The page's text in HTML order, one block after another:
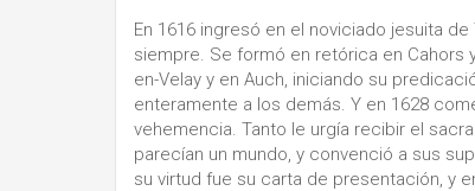
En 1616 ingresó en el noviciado jesuita
siempre. Se formó en retórica en Cahors
en-Velay y en Auch, iniciando su
enteramente a los demás. Y en 1628
vehemencia. Tanto le urgía recibir el
parecían un mundo, y convenció a sus
su virtud fue su carta de presentación, y